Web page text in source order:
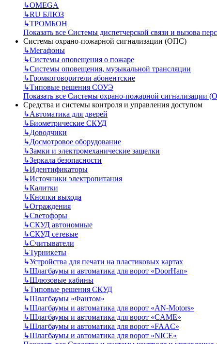
↳OMEGA
↳RU БЛЮЗ
↳ТРОМБОН
Показать все Системы диспетчерской связи и вызова
Системы охрано-пожарной сигнализации (ОПС)
↳Мегафоны
↳Системы оповещения о пожаре
↳Системы оповещения, музыкальной трансляции
↳Громкоговорители абонентские
↳Типовые решения СОУЭ
Показать все Системы охрано-пожарной сигнализации
Средства и системы контроля и управления доступом
↳Автоматика для дверей
↳Биометрические СКУД
↳Доводчики
↳Досмотровое оборудование
↳Замки и электромеханические защелки
↳Зеркала безопасности
↳Идентификаторы
↳Источники электропитания
↳Калитки
↳Кнопки выхода
↳Ограждения
↳Светофоры
↳СКУД автономные
↳СКУД сетевые
↳Считыватели
↳Турникеты
↳Устройства для печати на пластиковых картах
↳Шлагбаумы и автоматика для ворот «DoorHan»
↳Шлюзовые кабины
↳Типовые решения СКУД
↳Шлагбаумы «Фантом»
↳Шлагбаумы и автоматика для ворот «AN-Motors»
↳Шлагбаумы и автоматика для ворот «CAME»
↳Шлагбаумы и автоматика для ворот «FAAC»
↳Шлагбаумы и автоматика для ворот «NICE»